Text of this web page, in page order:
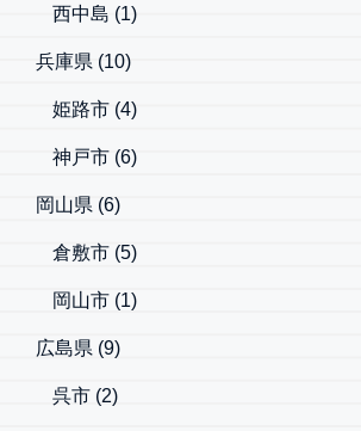
西中島 (1)
兵庫県 (10)
姫路市 (4)
神戸市 (6)
岡山県 (6)
倉敷市 (5)
岡山市 (1)
広島県 (9)
呉市 (2)